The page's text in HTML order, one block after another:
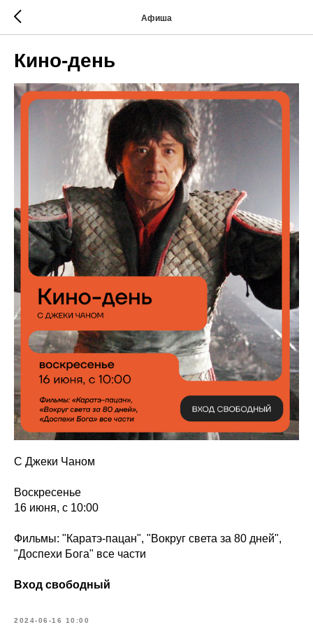
Афиша
Кино-день
С Джеки Чаном
Воскресенье
16 июня, с 10:00
Фильмы: "Каратэ-пацан", "Вокруг света за 80 дней",
"Доспехи Бога" все части
Вход свободный
2024-06-16 10:00